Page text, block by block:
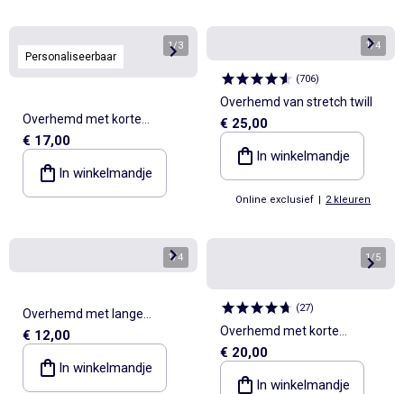
Personaliseerbaar
1/3
Overhemd met korte
mouwen van gemengd
linnen
€ 17,00
In winkelmandje
1/4
(706)
Overhemd van stretch twill
€ 25,00
In winkelmandje
Online exclusief | 2 kleuren
1/4
Overhemd met lange
mouwen van ribfluweel
€ 12,00
In winkelmandje
1/5
(27)
Overhemd met korte
mouwen van fantasystof
€ 20,00
In winkelmandje